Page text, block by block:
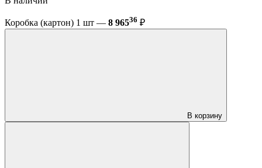
Коробка (картон) 1 шт — 8 96536 ₽
В корзину